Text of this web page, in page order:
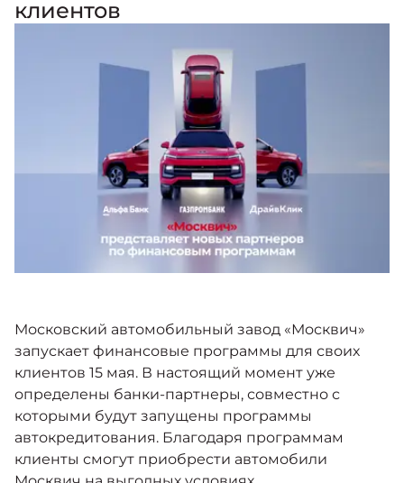
Яркий динамичный седан
Москвич 3 с ручным
управлением (РУ)
Кроссовер, создающий равные
возможности
от 2 069 000 ₽*
от 3 125 000 ₽*
Кредитные программы
Калькулятор трейд-ин
Страховые программы
Моторное масло
АКСЕССУАРЫ
Политика использования файлов cookie
клиентов
Московский автомобильный завод «Москвич»
запускает финансовые программы для своих
клиентов 15 мая. В настоящий момент уже
определены банки-партнеры, совместно с
которыми будут запущены программы
автокредитования. Благодаря программам
клиенты смогут приобрести автомобили